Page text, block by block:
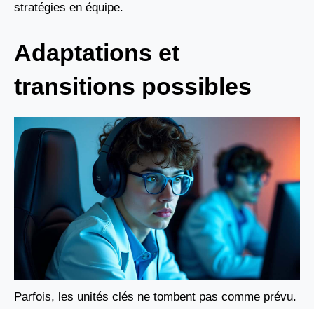
stratégies en équipe.
Adaptations et
transitions possibles
Parfois, les unités clés ne tombent pas comme prévu.